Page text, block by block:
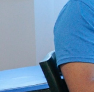
ГОРОДСКИЕ ПРОЕКТЫ